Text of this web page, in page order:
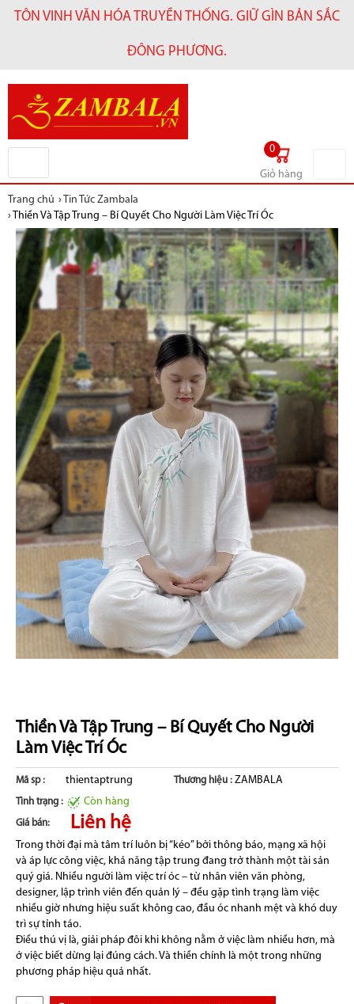
TÔN VINH VĂN HÓA TRUYỀN THỐNG. GIỮ GÌN BẢN SẮC
ĐÔNG PHƯƠNG.
0
Giỏ hàng
Trang chủ ›
Tin Tức Zambala
›
Thiền Và Tập Trung – Bí Quyết Cho Người Làm Việc Trí Óc
Thiền Và Tập Trung – Bí Quyết Cho Người
Làm Việc Trí Óc
Mã sp : thientaptrung Thương hiệu :ZAMBALA
Tình trạng : Còn hàng
Giá bán: Liên hệ
Trong thời đại mà tâm trí luôn bị “kéo” bởi thông báo, mạng xã hội
và áp lực công việc, khả năng tập trung đang trở thành một tài sản
quý giá. Nhiều người làm việc trí óc – từ nhân viên văn phòng,
designer, lập trình viên đến quản lý – đều gặp tình trạng làm việc
nhiều giờ nhưng hiệu suất không cao, đầu óc nhanh mệt và khó duy
trì sự tỉnh táo.
Điều thú vị là, giải pháp đôi khi không nằm ở việc làm nhiều hơn, mà
ở việc biết dừng lại đúng cách. Và thiền chính là một trong những
phương pháp hiệu quả nhất.